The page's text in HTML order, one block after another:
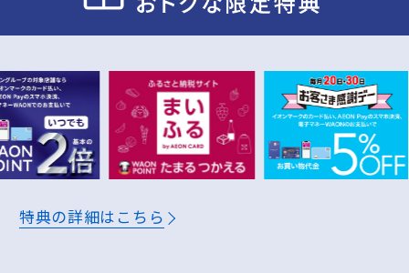
ふるさと納税で(まいふる)
※200円(税込)＝2WAON POINT(基本の2倍)
特典の詳細はこちら